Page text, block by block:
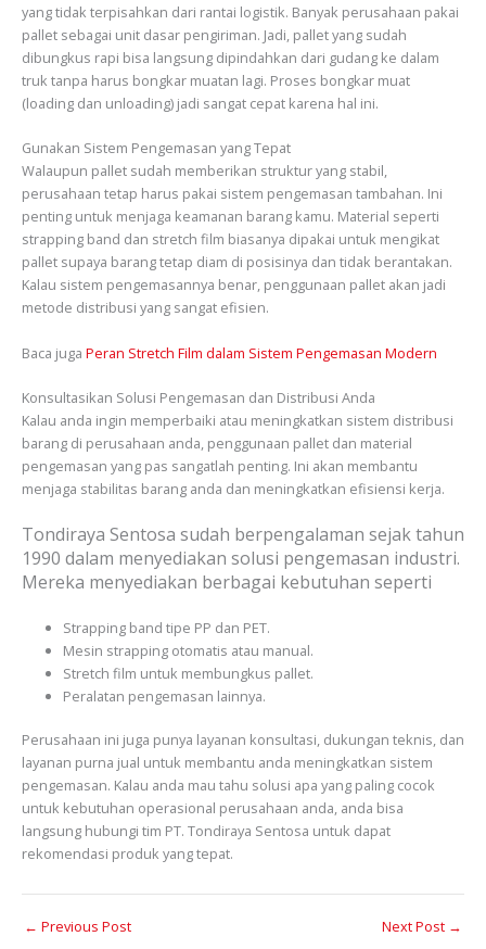
yang tidak terpisahkan dari rantai logistik. Banyak perusahaan pakai
pallet sebagai unit dasar pengiriman. Jadi, pallet yang sudah
dibungkus rapi bisa langsung dipindahkan dari gudang ke dalam
truk tanpa harus bongkar muatan lagi. Proses bongkar muat
(loading dan unloading) jadi sangat cepat karena hal ini.
Gunakan Sistem Pengemasan yang Tepat
Walaupun pallet sudah memberikan struktur yang stabil,
perusahaan tetap harus pakai sistem pengemasan tambahan. Ini
penting untuk menjaga keamanan barang kamu. Material seperti
strapping band dan stretch film biasanya dipakai untuk mengikat
pallet supaya barang tetap diam di posisinya dan tidak berantakan.
Kalau sistem pengemasannya benar, penggunaan pallet akan jadi
metode distribusi yang sangat efisien.
Baca juga Peran Stretch Film dalam Sistem Pengemasan Modern
Konsultasikan Solusi Pengemasan dan Distribusi Anda
Kalau anda ingin memperbaiki atau meningkatkan sistem distribusi
barang di perusahaan anda, penggunaan pallet dan material
pengemasan yang pas sangatlah penting. Ini akan membantu
menjaga stabilitas barang anda dan meningkatkan efisiensi kerja.
Tondiraya Sentosa sudah berpengalaman sejak tahun
1990 dalam menyediakan solusi pengemasan industri.
Mereka menyediakan berbagai kebutuhan seperti
Strapping band tipe PP dan PET.
Mesin strapping otomatis atau manual.
Stretch film untuk membungkus pallet.
Peralatan pengemasan lainnya.
Perusahaan ini juga punya layanan konsultasi, dukungan teknis, dan
layanan purna jual untuk membantu anda meningkatkan sistem
pengemasan. Kalau anda mau tahu solusi apa yang paling cocok
untuk kebutuhan operasional perusahaan anda, anda bisa
langsung hubungi tim PT. Tondiraya Sentosa untuk dapat
rekomendasi produk yang tepat.
← Previous Post Next Post →